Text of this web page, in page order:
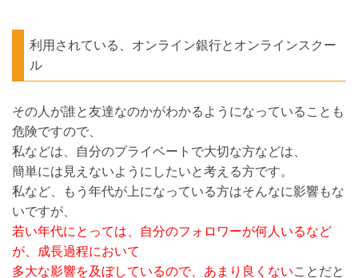
利用されている、オンライン銀行とオンラインスクー
ル
その人が誰と友達なのかがわかるようになっていることも
危険ですので、
私などは、自分のプライベートで大切な方などは、
簡単には見えないようにしたいと考える方です。
私など、もう年代が上になっている方はそんなに影響もな
いですが、
若い年代にとっては、自分のフォロワーが何人いるなど
が、成長過程において
多大な影響を及ぼしているので、あまり良くないことだと